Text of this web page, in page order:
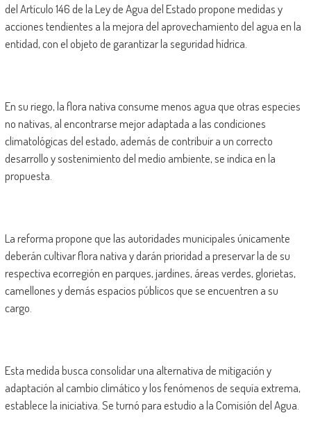
del Artículo 146 de la Ley de Agua del Estado propone medidas y
acciones tendientes a la mejora del aprovechamiento del agua en la
entidad, con el objeto de garantizar la seguridad hídrica.
En su riego, la flora nativa consume menos agua que otras especies
no nativas, al encontrarse mejor adaptada a las condiciones
climatológicas del estado, además de contribuir a un correcto
desarrollo y sostenimiento del medio ambiente, se indica en la
propuesta.
La reforma propone que las autoridades municipales únicamente
deberán cultivar flora nativa y darán prioridad a preservar la de su
respectiva ecorregión en parques, jardines, áreas verdes, glorietas,
camellones y demás espacios públicos que se encuentren a su
cargo.
Esta medida busca consolidar una alternativa de mitigación y
adaptación al cambio climático y los fenómenos de sequía extrema,
establece la iniciativa. Se turnó para estudio a la Comisión del Agua.